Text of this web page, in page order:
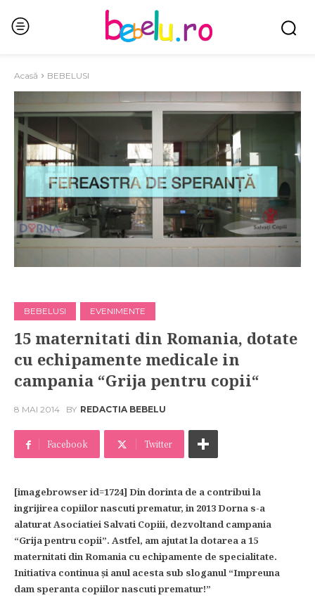
Acasă BEBELUSI
BEBELUSI EVENIMENTE
15 maternitati din Romania, dotate
cu echipamente medicale in
campania “Grija pentru copii“
8 MAI 2014 BY REDACTIA BEBELU
Facebook Twitter
[imagebrowser id=1724] Din dorinta de a contribui la
ingrijirea copiilor nascuti prematur, in 2013 Dorna s-a
alaturat Asociatiei Salvati Copiii, dezvoltand campania
“Grija pentru copii”. Astfel, am ajutat la dotarea a 15
maternitati din Romania cu echipamente de specialitate.
Initiativa continua şi anul acesta sub sloganul “Impreuna
dam speranta copiilor nascuti prematur!”